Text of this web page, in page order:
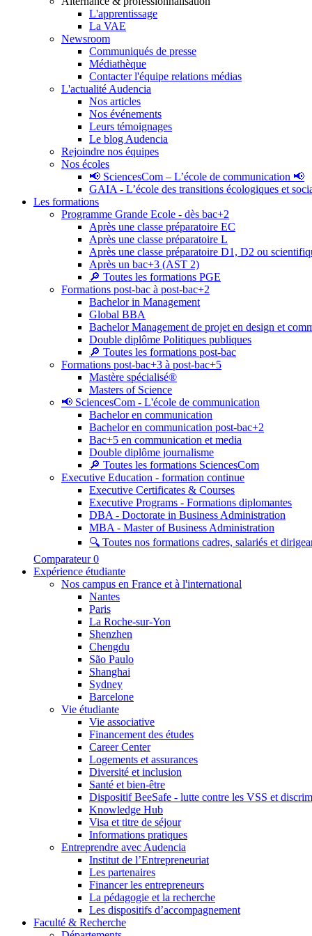
L'apprentissage
La VAE
Newsroom
Communiqués de presse
Médiathèque
Contacter l'équipe relations médias
L'actualité Audencia
Nos articles
Nos événements
Leurs témoignages
Le blog Audencia
Rejoindre nos équipes
Nos écoles
📢 SciencesCom – L’école de communication 📢
GAIA - L’école des transitions écologiques et
Les formations
Programme Grande Ecole - dès bac+2
Après une classe préparatoire EC
Après une classe préparatoire L
Après une classe préparatoire D1, D2 ou
Après un bac+3 (AST 2)
🔎 Toutes les formations PGE
Formations post-bac à post-bac+2
Bachelor in Management
Global BBA
Bachelor Management de projet en design et
Double diplôme Politiques publiques
🔎 Toutes les formations post-bac
Formations post-bac+3 à post-bac+5
Mastère spécialisé®
Masters of Science
📢 SciencesCom - L'école de communication
Bachelor en communication
Bachelor en communication post-bac+2
Bac+5 en communication et media
Double diplôme journalisme
🔎 Toutes les formations SciencesCom
Executive Education - formation continue
Executive Certificates & Courses
Executive Programs - Formations diplomantes
DBA - Doctorate in Business Administration
MBA - Master of Business Administration
🔍 Toutes nos formations cadres, salariés et
Comparateur 0
Expérience étudiante
Nos campus en France et à l'international
Nantes
Paris
La Roche-sur-Yon
Shenzhen
Chengdu
São Paulo
Shanghai
Sydney
Barcelone
Vie étudiante
Vie associative
Financement des études
Career Center
Logements et assurances
Diversité et inclusion
Santé et bien-être
Dispositif BeeSafe - lutte contre les VSS et
Knowledge Hub
Visa et titre de séjour
Informations pratiques
Entreprendre avec Audencia
Institut de l’Entrepreneuriat
Les partenaires
Financer les entrepreneurs
La pédagogie et la recherche
Les dispositifs d’accompagnement
Faculté & Recherche